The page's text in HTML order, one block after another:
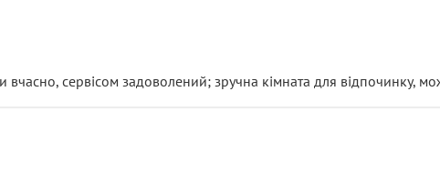
сервісом задоволений; зручна кімната для відпочинку,